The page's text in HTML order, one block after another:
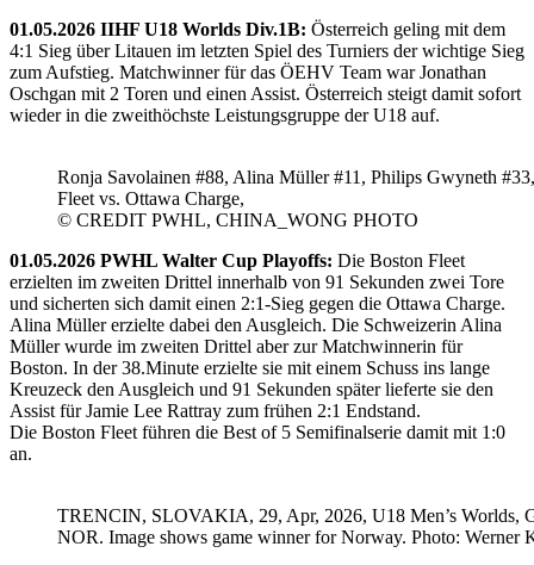
01.05.2026 IIHF U18 Worlds Div.1B: Österreich geling mit dem
4:1 Sieg über Litauen im letzten Spiel des Turniers der wichtige Sieg
zum Aufstieg. Matchwinner für das ÖEHV Team war Jonathan
Oschgan mit 2 Toren und einen Assist. Österreich steigt damit sofort
wieder in die zweithöchste Leistungsgruppe der U18 auf.
Ronja Savolainen #88, Alina Müller #11, Philips Gwyneth
Fleet vs. Ottawa Charge,
© CREDIT PWHL, CHINA_WONG PHOTO
01.05.2026 PWHL Walter Cup Playoffs: Die Boston Fleet
erzielten im zweiten Drittel innerhalb von 91 Sekunden zwei Tore
und sicherten sich damit einen 2:1-Sieg gegen die Ottawa Charge.
Alina Müller erzielte dabei den Ausgleich. Die Schweizerin Alina
Müller wurde im zweiten Drittel aber zur Matchwinnerin für
Boston. In der 38.Minute erzielte sie mit einem Schuss ins lange
Kreuzeck den Ausgleich und 91 Sekunden später lieferte sie den
Assist für Jamie Lee Rattray zum frühen 2:1 Endstand.
Die Boston Fleet führen die Best of 5 Semifinalserie damit mit 1:0
an.
TRENCIN, SLOVAKIA, 29, Apr, 2026, U18 Men’s Worlds,
NOR. Image shows game winner for Norway. Photo: Werner